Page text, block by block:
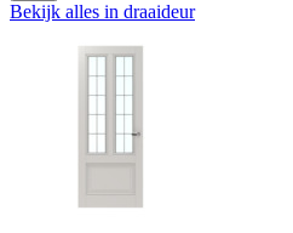
Bekijk alles in draaideur